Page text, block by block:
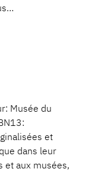
Musée du
et
dans leur
et aux musées,